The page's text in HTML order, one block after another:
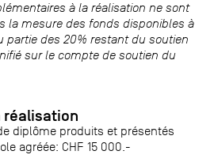
à la réalisation ne sont
la mesure des fonds disponibles à
partie des 20% restant du soutien
sur le compte de soutien du
réalisation
diplôme produits et présentés
agréée: CHF 15 000.-